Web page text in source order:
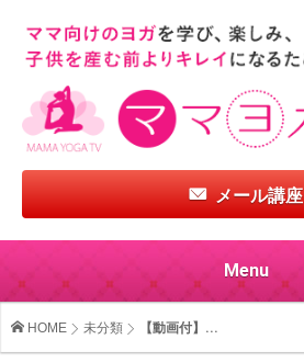
メール講座
Menu
HOME 未分類 【動画付】...